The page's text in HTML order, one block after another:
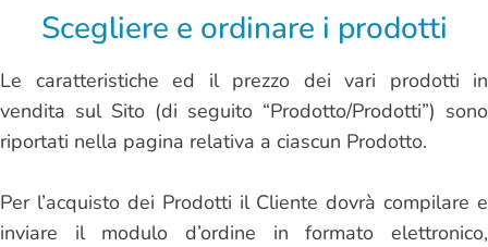
Scegliere e ordinare i prodotti
Le caratteristiche ed il prezzo dei vari prodotti in
vendita sul Sito (di seguito “Prodotto/Prodotti”) sono
riportati nella pagina relativa a ciascun Prodotto.
Per l’acquisto dei Prodotti il Cliente dovrà compilare e
inviare il modulo d’ordine in formato elettronico,